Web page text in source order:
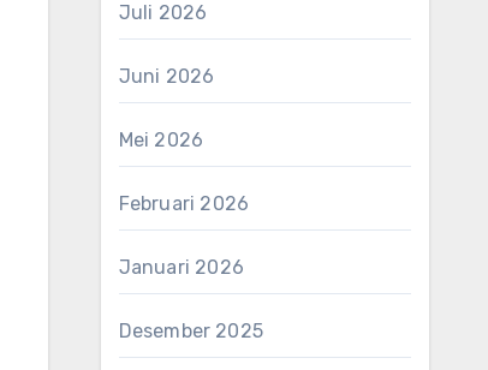
Juli 2026
Juni 2026
Mei 2026
Februari 2026
Januari 2026
Desember 2025